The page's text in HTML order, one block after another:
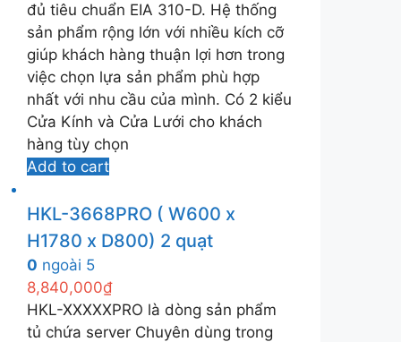
đủ tiêu chuẩn EIA 310-D. Hệ thống
sản phẩm rộng lớn với nhiều kích cỡ
giúp khách hàng thuận lợi hơn trong
việc chọn lựa sản phẩm phù hợp
nhất với nhu cầu của mình. Có 2 kiểu
Cửa Kính và Cửa Lưới cho khách
hàng tùy chọn
Add to cart
HKL-3668PRO ( W600 x
H1780 x D800) 2 quạt
0 ngoài 5
8,840,000₫
HKL-XXXXXPRO là dòng sản phẩm
tủ chứa server Chuyên dùng trong